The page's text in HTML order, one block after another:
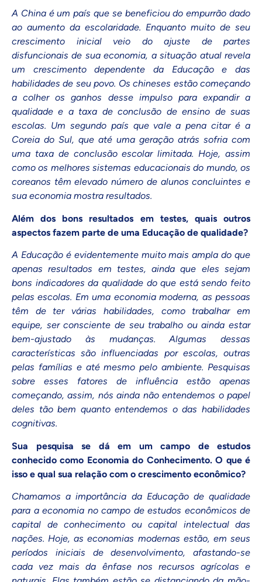
A China é um país que se beneficiou do empurrão dado
ao aumento da escolaridade. Enquanto muito de seu
crescimento inicial veio do ajuste de partes
disfuncionais de sua economia, a situação atual revela
um crescimento dependente da Educação e das
habilidades de seu povo. Os chineses estão começando
a colher os ganhos desse impulso para expandir a
qualidade e a taxa de conclusão de ensino de suas
escolas. Um segundo país que vale a pena citar é a
Coreia do Sul, que até uma geração atrás sofria com
uma taxa de conclusão escolar limitada. Hoje, assim
como os melhores sistemas educacionais do mundo, os
coreanos têm elevado número de alunos concluintes e
sua economia mostra resultados.
Além dos bons resultados em testes, quais outros
aspectos fazem parte de uma Educação de qualidade?
A Educação é evidentemente muito mais ampla do que
apenas resultados em testes, ainda que eles sejam
bons indicadores da qualidade do que está sendo feito
pelas escolas. Em uma economia moderna, as pessoas
têm de ter várias habilidades, como trabalhar em
equipe, ser consciente de seu trabalho ou ainda estar
bem-ajustado às mudanças. Algumas dessas
características são influenciadas por escolas, outras
pelas famílias e até mesmo pelo ambiente. Pesquisas
sobre esses fatores de influência estão apenas
começando, assim, nós ainda não entendemos o papel
deles tão bem quanto entendemos o das habilidades
cognitivas.
Sua pesquisa se dá em um campo de estudos
conhecido como Economia do Conhecimento. O que é
isso e qual sua relação com o crescimento econômico?
Chamamos a importância da Educação de qualidade
para a economia no campo de estudos econômicos de
capital de conhecimento ou capital intelectual das
nações. Hoje, as economias modernas estão, em seus
períodos iniciais de desenvolvimento, afastando-se
cada vez mais da ênfase nos recursos agrícolas e